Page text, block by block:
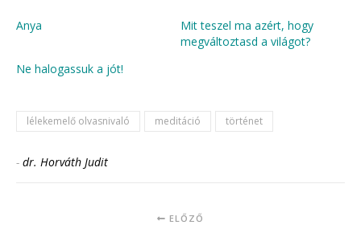
Anya
Mit teszel ma azért, hogy
megváltoztasd a világot?
Ne halogassuk a jót!
lélekemelő olvasnivaló meditáció történet
- dr. Horváth Judit
ELŐZŐ